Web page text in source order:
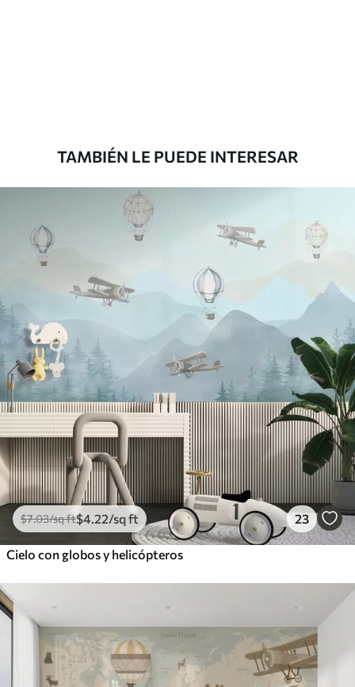
Peel and Stick
12.77$7.66/sq ft
TAMBIÉN LE PUEDE INTERESAR
$7.03/sq ft$4 .22/sq ft 23
Cielo con globos y helicópteros